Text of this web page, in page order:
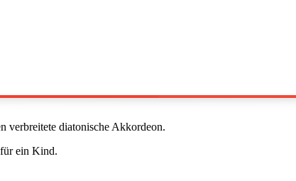
verbreitete diatonische Akkordeon.
ein Kind.